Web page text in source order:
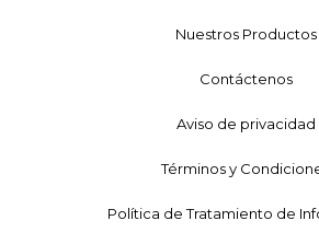
Nuestros Productos
Contáctenos
Aviso de privacidad
Términos y
Política de Tratamiento de